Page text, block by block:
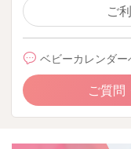
ご
ベビーカレンダ
ご質問